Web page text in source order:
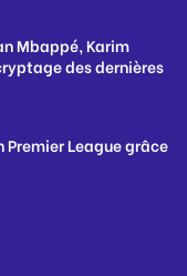
Mbappé, Karim
des dernières
League grâce